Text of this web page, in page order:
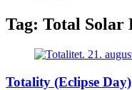
Tag: Total Solar
Totality (Eclipse Day)